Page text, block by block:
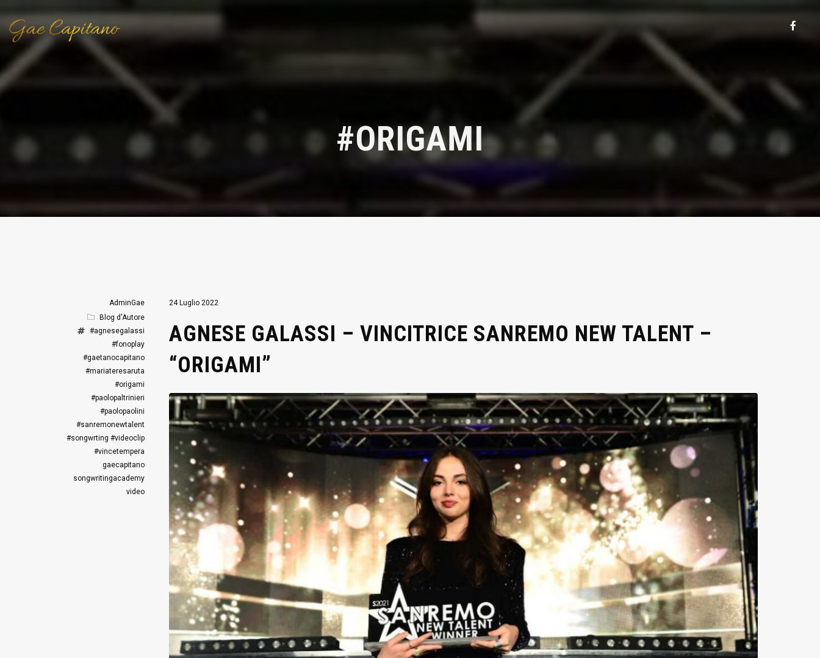
#ORIGAMI
24 Luglio 2022
AGNESE GALASSI – VINCITRICE SANREMO NEW TALENT –
“ORIGAMI”
AdminGae
Blog d'Autore
#agnesegalassi
#fonoplay
#gaetanocapitano
#mariateresaruta
#origami
#paolopaltrinieri
#paolopaolini
#sanremonewtalent
#songwrting #videoclip
#vincetempera
gaecapitano
songwritingacademy
video